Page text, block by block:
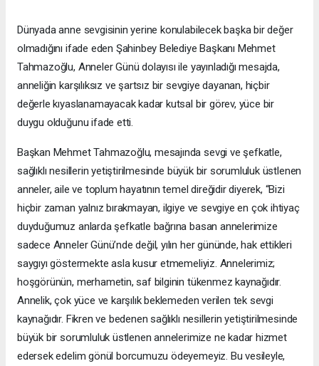
Dünyada anne sevgisinin yerine konulabilecek başka bir değer
olmadığını ifade eden Şahinbey Belediye Başkanı Mehmet
Tahmazoğlu, Anneler Günü dolayısı ile yayınladığı mesajda,
anneliğin karşılıksız ve şartsız bir sevgiye dayanan, hiçbir
değerle kıyaslanamayacak kadar kutsal bir görev, yüce bir
duygu olduğunu ifade etti.
Başkan Mehmet Tahmazoğlu, mesajında sevgi ve şefkatle,
sağlıklı nesillerin yetiştirilmesinde büyük bir sorumluluk üstlenen
anneler, aile ve toplum hayatının temel direğidir diyerek, “Bizi
hiçbir zaman yalnız bırakmayan, ilgiye ve sevgiye en çok ihtiyaç
duyduğumuz anlarda şefkatle bağrına basan annelerimize
sadece Anneler Günü’nde değil, yılın her gününde, hak ettikleri
saygıyı göstermekte asla kusur etmemeliyiz. Annelerimiz;
hoşgörünün, merhametin, saf bilginin tükenmez kaynağıdır.
Annelik, çok yüce ve karşılık beklemeden verilen tek sevgi
kaynağıdır. Fikren ve bedenen sağlıklı nesillerin yetiştirilmesinde
büyük bir sorumluluk üstlenen annelerimize ne kadar hizmet
edersek edelim gönül borcumuzu ödeyemeyiz. Bu vesileyle,